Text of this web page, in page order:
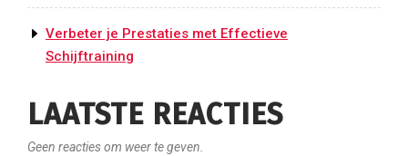
Verbeter je Prestaties met Effectieve
Schijftraining
LAATSTE REACTIES
Geen reacties om weer te geven.